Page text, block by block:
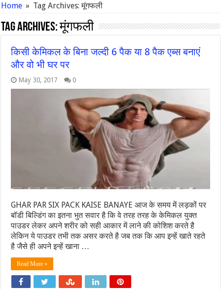
Home » Tag Archives: मूंगफली
Tag Archives:मूंगफली
किसी केमिकल के बिना जल्दी 6 पैक या 8 पैक एब्स बनाएं
और वो भी घर पर
May 30, 2017 0
GHAR PAR SIX PACK KAISE BANAYE आज के समय में लड़कों पर
बॉडी बिल्डिंग का इतना भुत सवार है कि वे तरह तरह के केमिकल युक्त
पाउडर लेकर अपने शरीर को सही आकार में लाने की कोशिश करते है
लेकिन ये पाउडर तभी तक असर करते है जब तक कि आप इन्हें खाते रहते
है जैसे ही अपने इन्हें खाना …
Read More »